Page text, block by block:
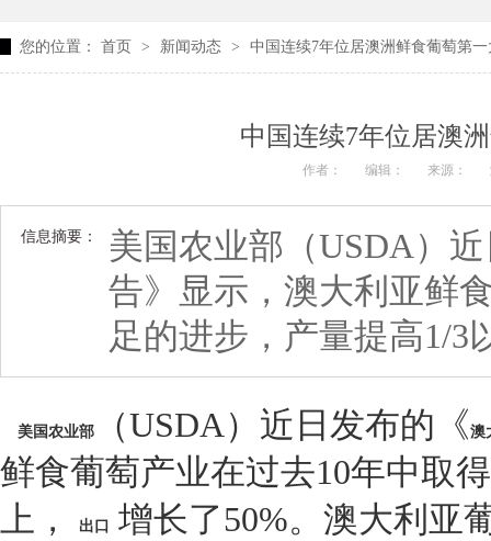
您的位置： 首页 > 新闻动态 > 中国连续7年位居澳洲鲜食葡萄第
中国连续7年位居澳
作者： 编辑： 来源：
信息摘要：
美国农业部（USDA）
告》显示，澳大利亚鲜
足的进步，产量提高1/
美国农业部 （USDA）近日发布的《澳
鲜食葡萄产业在过去10年中取
上，
出口
增长了50%。澳大利亚